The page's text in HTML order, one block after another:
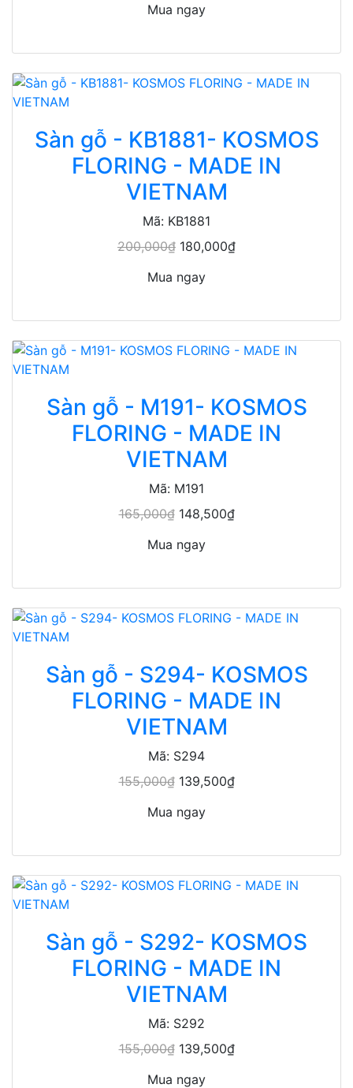
Mua ngay
Sàn gỗ - KB1881- KOSMOS
FLORING - MADE IN
VIETNAM
Mã: KB1881
200,000₫ 180,000₫
Mua ngay
Sàn gỗ - M191- KOSMOS
FLORING - MADE IN
VIETNAM
Mã: M191
165,000₫148,500₫
Mua ngay
Sàn gỗ - S294- KOSMOS
FLORING - MADE IN
VIETNAM
Mã: S294
155,000₫139,500₫
Mua ngay
Sàn gỗ - S292- KOSMOS
FLORING - MADE IN
VIETNAM
Mã: S292
155,000₫139,500₫
Mua ngay